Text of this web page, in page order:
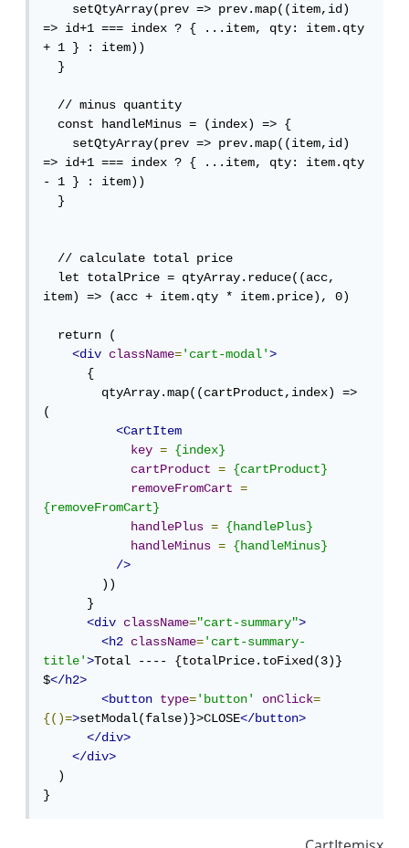
    setQtyArray(prev => prev.map((item,id)
=> id+1 === index ? { ...item, qty: item.qty
+ 1 } : item))
  }
  // minus quantity
  const handleMinus = (index) => {
    setQtyArray(prev => prev.map((item,id)
=> id+1 === index ? { ...item, qty: item.qty
- 1 } : item))
  }
  // calculate total price
  let totalPrice = qtyArray.reduce((acc,
item) => (acc + item.qty * item.price), 0)
  return (
<div
className='cart-modal'>
      {
        qtyArray.map((cartProduct,index) =>
(
<CartItem
key
=
{index}
cartProduct
=
{cartProduct}
removeFromCart
=
{removeFromCart}
handlePlus
=
{handlePlus}
handleMinus
=
{handleMinus}
/>
        ))
      }
<div
className="cart-summary">
<h2
className='cart-summary-
title'>Total ---- {totalPrice.toFixed(3)}
$</h2>
<button
type='button' onClick=
{()=>setModal(false)}>CLOSE</button>
</div>
</div>
  )
}